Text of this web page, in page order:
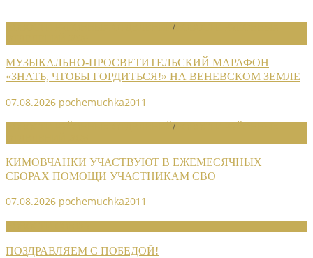
/
МУЗЫКАЛЬНО-ПРОСВЕТИТЕЛЬСКИЙ МАРАФОН
«ЗНАТЬ, ЧТОБЫ ГОРДИТЬСЯ!» НА ВЕНЕВСКОМ ЗЕМЛЕ
07.08.2026 pochemuchka2011
/
КИМОВЧАНКИ УЧАСТВУЮТ В ЕЖЕМЕСЯЧНЫХ
СБОРАХ ПОМОЩИ УЧАСТНИКАМ СВО
07.08.2026 pochemuchka2011
ПОЗДРАВЛЯЕМ С ПОБЕДОЙ!